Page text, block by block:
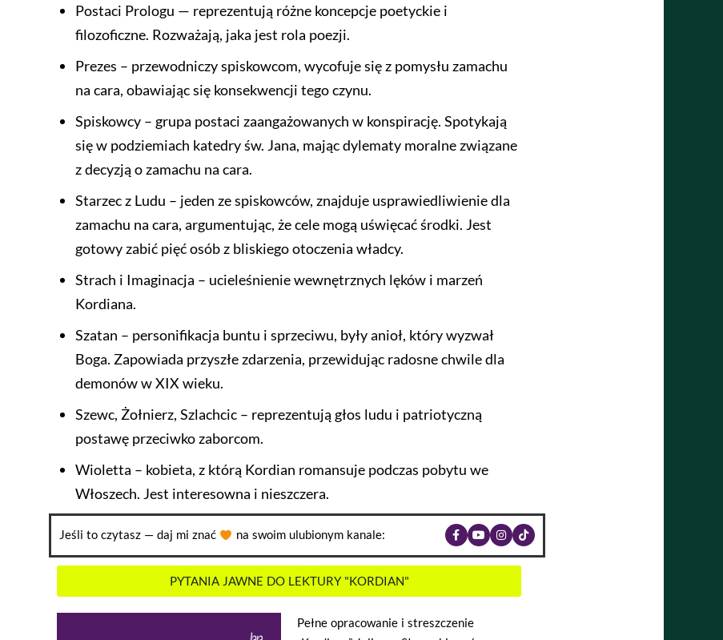
Postaci Prologu — reprezentują różne koncepcje poetyckie i
filozoficzne. Rozważają, jaka jest rola poezji.
Prezes – przewodniczy spiskowcom, wycofuje się z pomysłu zamachu
na cara, obawiając się konsekwencji tego czynu.
Spiskowcy – grupa postaci zaangażowanych w konspirację. Spotykają
się w podziemiach katedry św. Jana, mając dylematy moralne związane
z decyzją o zamachu na cara.
Starzec z Ludu – jeden ze spiskowców, znajduje usprawiedliwienie dla
zamachu na cara, argumentując, że cele mogą uświęcać środki. Jest
gotowy zabić pięć osób z bliskiego otoczenia władcy.
Strach i Imaginacja – ucieleśnienie wewnętrznych lęków i marzeń
Kordiana.
Szatan – personifikacja buntu i sprzeciwu, były anioł, który wyzwał
Boga. Zapowiada przyszłe zdarzenia, przewidując radosne chwile dla
demonów w XIX wieku.
Szewc, Żołnierz, Szlachcic – reprezentują głos ludu i patriotyczną
postawę przeciwko zaborcom.
Wioletta – kobieta, z którą Kordian romansuje podczas pobytu we
Włoszech. Jest interesowna i nieszczera.
Jeśli to czytasz — daj mi znać na swoim ulubionym kanale:
PYTANIA JAWNE DO LEKTURY "KORDIAN"
Pełne opracowanie i streszczenie